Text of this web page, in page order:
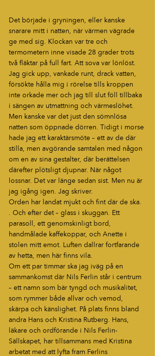
Det började i gryningen, eller kanske
snarare mitt i natten, när värmen vägrade
ge med sig. Klockan var tre och
termometern inne visade 28 grader trots
två fläktar på full fart. Att sova var lönlöst.
Jag gick upp, vankade runt, drack vatten,
försökte hålla mig i rörelse tills kroppen
inte orkade mer och jag till slut föll tillbaka
i sängen av utmattning och värmeslöhet.
Men kanske var det just den sömnlösa
natten som öppnade dörren. Tidigt i morse
hade jag ett karaktärsmöte – ett av de där
stilla, men avgörande samtalen med någon
om en av sina gestalter, där berättelsen
därefter plötsligt djupnar. När något
lossnar. Det var länge sedan sist. Men nu är
jag igång igen. Jag skriver.
Orden har landat mjukt och fint där de ska.
. Och efter det – glass i skuggan. Ett
parasoll, ett genomskinligt bord,
handmålade kaffekoppar, och Anette i
stolen mitt emot. Luften dallrar fortfarande
av hetta, men här finns vila.
Om ett par timmar ska jag iväg på en
sammankomst där Nils Ferlin står i centrum
– ett namn som bär tyngd och musikalitet,
som rymmer både allvar och vemod,
skärpa och känslighet. På plats finns bland
andra Hans och Kristina Rutberg. Hans,
läkare och ordförande i Nils Ferlin-
Sällskapet, har tillsammans med Kristina
arbetat med att lyfta fram Ferlins